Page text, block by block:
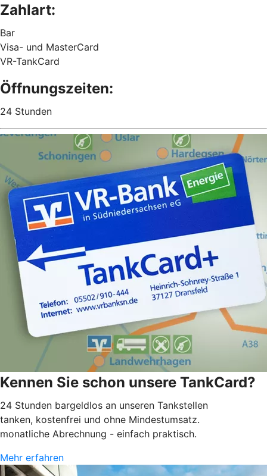
Zahlart:
Bar
Visa- und MasterCard
VR-TankCard
Öffnungszeiten:
24 Stunden
Kennen Sie schon unsere TankCard?
24 Stunden bargeldlos an unseren Tankstellen
tanken, kostenfrei und ohne Mindestumsatz.
monatliche Abrechnung - einfach praktisch.
Mehr erfahren